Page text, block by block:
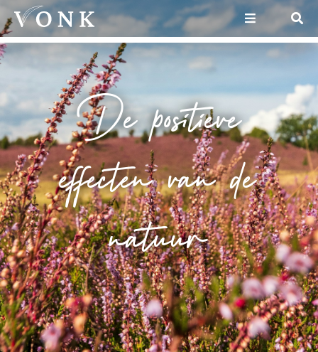
De positieve
effecten van de
natuur